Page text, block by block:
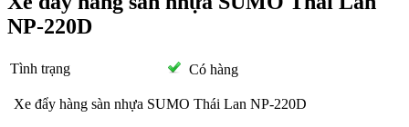
NP-220D
Tình trạng Có hàng
Xe đẩy hàng sàn nhựa SUMO Thái Lan NP-220D